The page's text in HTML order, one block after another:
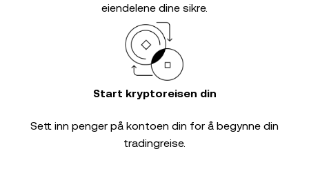
eiendelene dine sikre.
Start kryptoreisen din
Sett inn penger på kontoen din for å begynne din
tradingreise.